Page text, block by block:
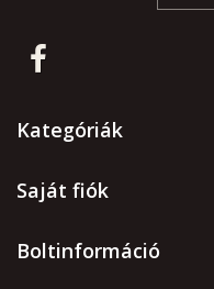
Kategóriák
Saját fiók
Boltinformáció